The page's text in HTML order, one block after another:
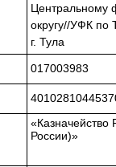
Центральному
округу//УФК по
г. Тула
017003983
России)»